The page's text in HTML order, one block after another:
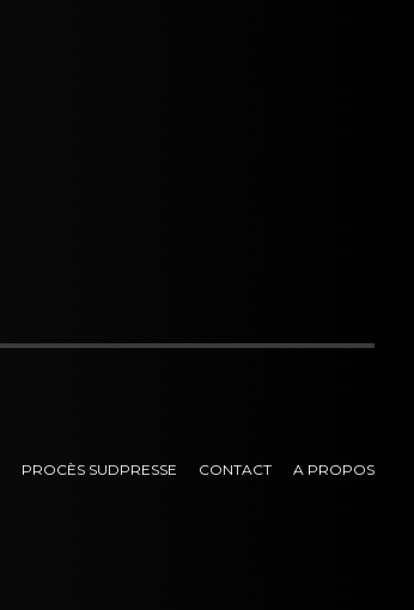
PROCÈS SUDPRESSE CONTACT A PROPOS